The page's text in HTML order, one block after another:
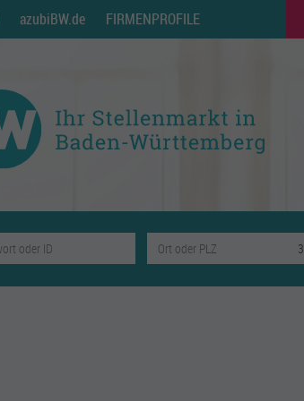
azubiBW.de FIRMENPROFILE